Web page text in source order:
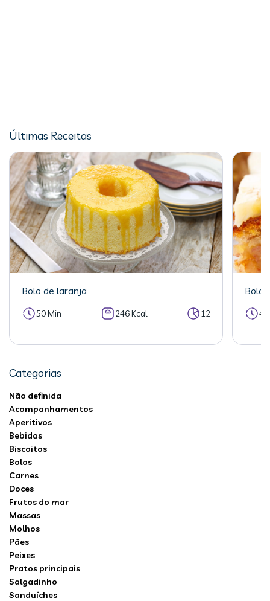
Últimas Receitas
Bolo de laranja
50 Min 246 Kcal 12
Bolo
Categorias
Não definida
Acompanhamentos
Aperitivos
Bebidas
Biscoitos
Bolos
Carnes
Doces
Frutos do mar
Massas
Molhos
Pães
Peixes
Pratos principais
Salgadinho
Sanduíches